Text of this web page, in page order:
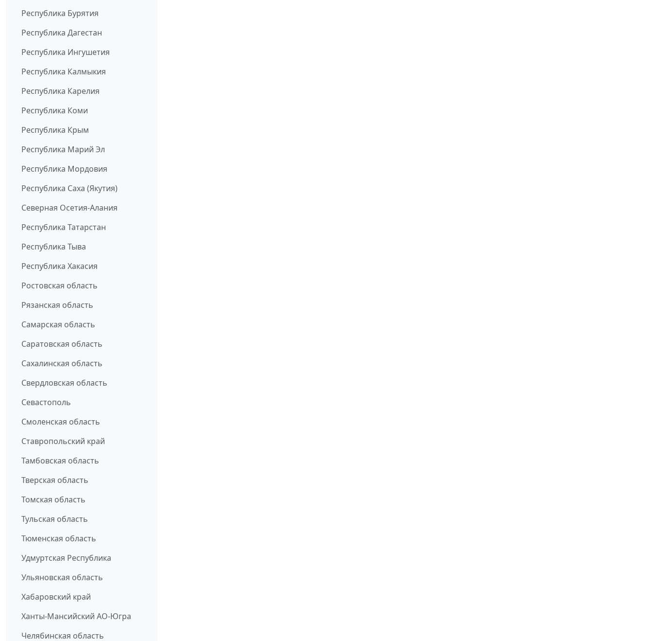
Республика Бурятия
Республика Дагестан
Республика Ингушетия
Республика Калмыкия
Республика Карелия
Республика Коми
Республика Крым
Республика Марий Эл
Республика Мордовия
Республика Саха (Якутия)
Северная Осетия-Алания
Республика Татарстан
Республика Тыва
Республика Хакасия
Ростовская область
Рязанская область
Самарская область
Саратовская область
Сахалинская область
Свердловская область
Севастополь
Смоленская область
Ставропольский край
Тамбовская область
Тверская область
Томская область
Тульская область
Тюменская область
Удмуртская Республика
Ульяновская область
Хабаровский край
Ханты-Мансийский АО-Югра
Челябинская область